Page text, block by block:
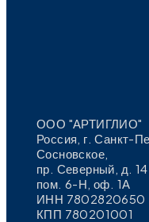
ООО "АРТИГЛИО"
Россия, г. Санкт-
Сосновское,
пр. Северный, д.
пом. 6-Н, оф. 1А
ИНН 7802820650
КПП 780201001